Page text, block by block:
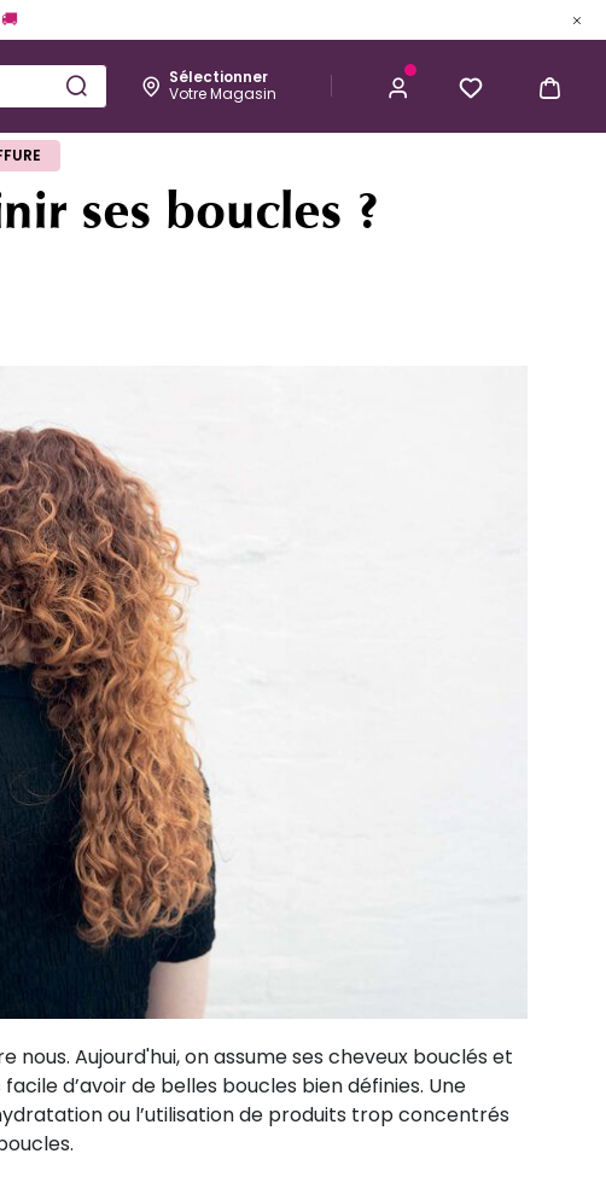
Sélectionner
Votre Magasin
Esthétique Homme Kérastase
ses boucles ?
nous. Aujourd'hui, on assume ses cheveux bouclés et
d’avoir de belles boucles bien définies. Une
ou l’utilisation de produits trop concentrés